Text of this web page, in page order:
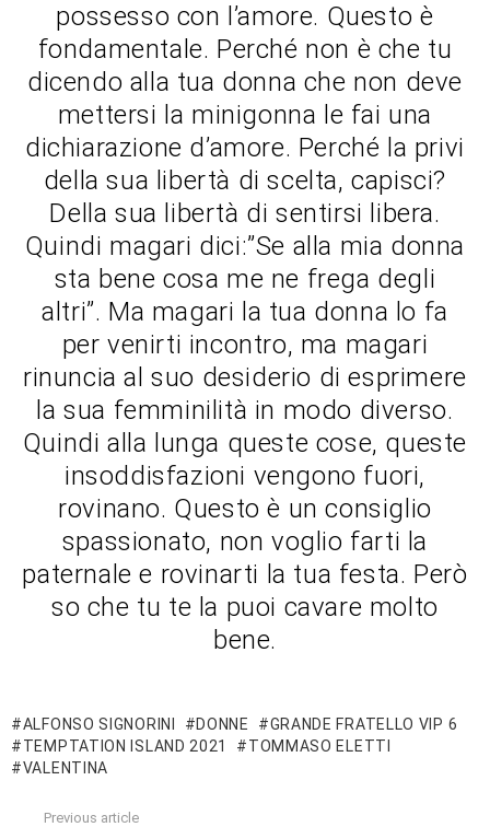
possesso con l’amore. Questo è
fondamentale. Perché non è che tu
dicendo alla tua donna che non deve
mettersi la minigonna le fai una
dichiarazione d’amore. Perché la privi
della sua libertà di scelta, capisci?
Della sua libertà di sentirsi libera.
Quindi magari dici:”Se alla mia donna
sta bene cosa me ne frega degli
altri”. Ma magari la tua donna lo fa
per venirti incontro, ma magari
rinuncia al suo desiderio di esprimere
la sua femminilità in modo diverso.
Quindi alla lunga queste cose, queste
insoddisfazioni vengono fuori,
rovinano. Questo è un consiglio
spassionato, non voglio farti la
paternale e rovinarti la tua festa. Però
so che tu te la puoi cavare molto
bene.
ALFONSO SIGNORINI DONNE
GRANDE FRATELLO VIP 6
TEMPTATION ISLAND 2021
TOMMASO ELETTI
VALENTINA
Previous article